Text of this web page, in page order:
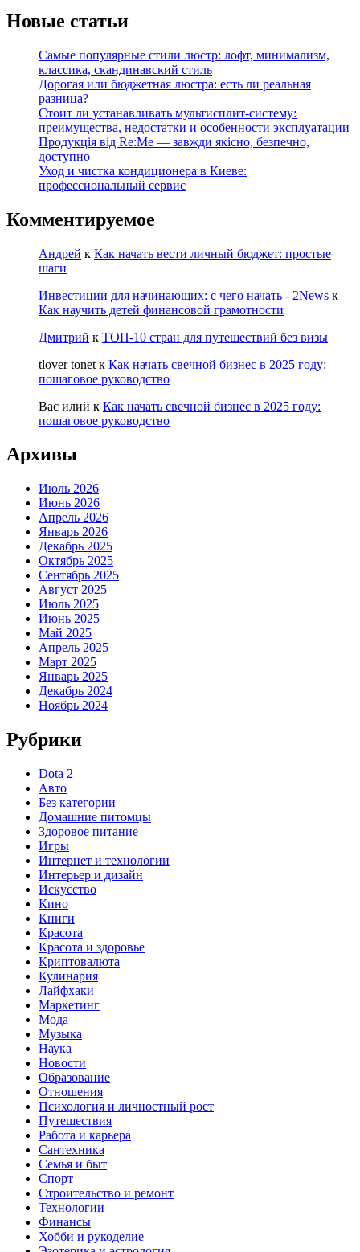
Новые статьи
Самые популярные стили люстр: лофт, минимализм,
классика, скандинавский стиль
Дорогая или бюджетная люстра: есть ли реальная
разница?
Стоит ли устанавливать мультисплит-систему:
преимущества, недостатки и особенности эксплуатации
Продукція від Re:Me — завжди якісно, безпечно,
доступно
Уход и чистка кондиционера в Киеве:
профессиональный сервис
Комментируемое
Андрей к Как начать вести личный бюджет: простые
шаги
Инвестиции для начинающих: с чего начать - 2News к
Как научить детей финансовой грамотности
Дмитрий к ТОП-10 стран для путешествий без визы
tlover tonet к Как начать свечной бизнес в 2025 году:
пошаговое руководство
Вас илий к Как начать свечной бизнес в 2025 году:
пошаговое руководство
Архивы
Июль 2026
Июнь 2026
Апрель 2026
Январь 2026
Декабрь 2025
Октябрь 2025
Сентябрь 2025
Август 2025
Июль 2025
Июнь 2025
Май 2025
Апрель 2025
Март 2025
Январь 2025
Декабрь 2024
Ноябрь 2024
Рубрики
Dota 2
Авто
Без категории
Домашние питомцы
Здоровое питание
Игры
Интернет и технологии
Интерьер и дизайн
Искусство
Кино
Книги
Красота
Красота и здоровье
Криптовалюта
Кулинария
Лайфхаки
Маркетинг
Мода
Музыка
Наука
Новости
Образование
Отношения
Психология и личностный рост
Путешествия
Работа и карьера
Сантехника
Семья и быт
Спорт
Строительство и ремонт
Технологии
Финансы
Хобби и рукоделие